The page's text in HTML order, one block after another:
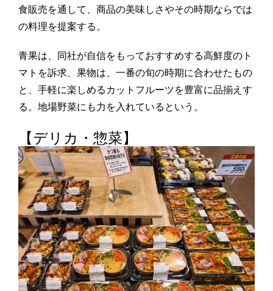
食販売を通して、商品の美味しさやその時期ならでは
の料理を提案する。
青果は、同社が自信をもっておすすめする高鮮度のト
マトを訴求、果物は、一番の旬の時期に合わせたもの
と、手軽に楽しめるカットフルーツを豊富に品揃えす
る。地場野菜にも力を入れているという。
【デリカ・惣菜】